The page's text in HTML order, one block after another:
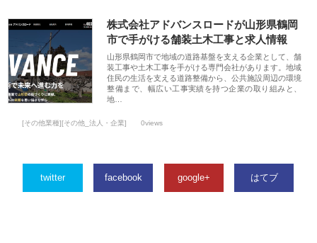
株式会社アドバンスロードが山形県鶴岡
市で手がける舗装土木工事と求人情報
山形県鶴岡市で地域の道路基盤を支える企業として、舗
装工事や土木工事を手がける専門会社があります。地域
住民の生活を支える道路整備から、公共施設周辺の環境
整備まで、幅広い工事実績を持つ企業の取り組みと、
地…
[その他業種][その他_法人・企業] 0views
twitter facebook google+ はてブ